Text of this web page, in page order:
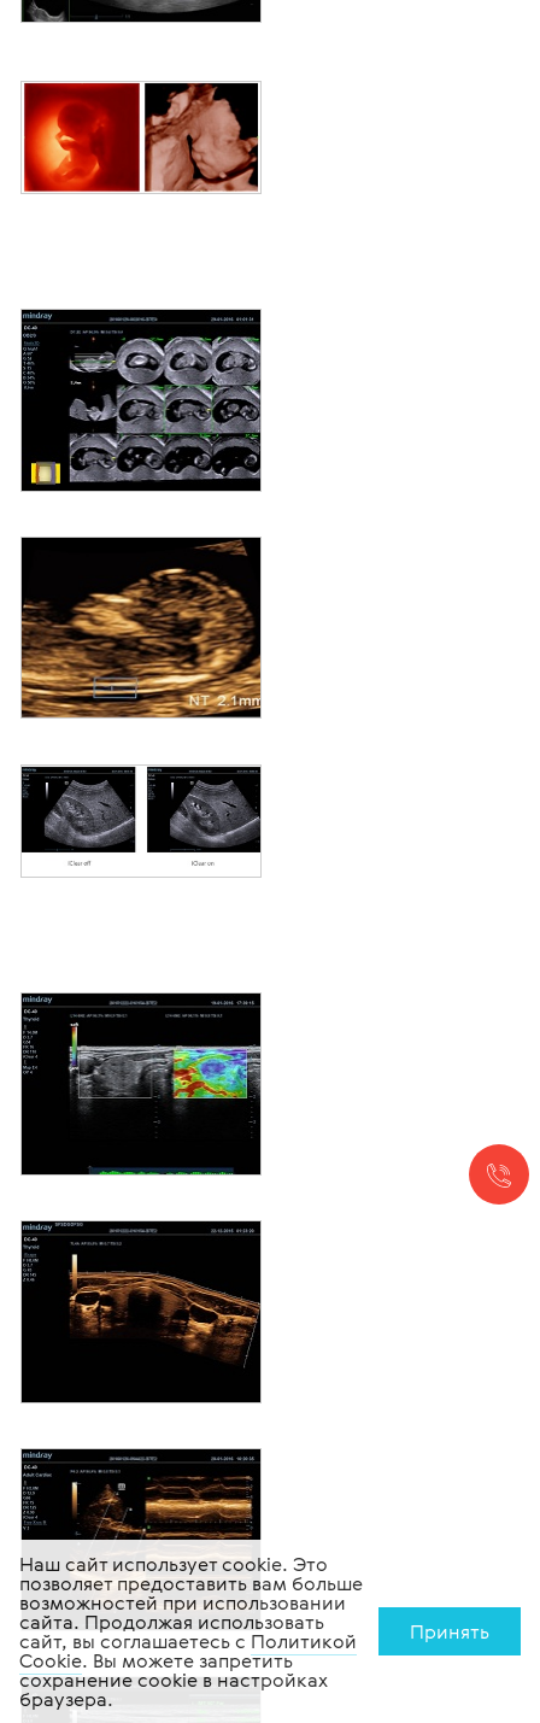
Наш сайт использует cookie. Это
позволяет предоставить вам больше
возможностей при использовании
сайта. Продолжая использовать
сайт, вы соглашаетесь с Политикой
Cookie. Вы можете запретить
сохранение cookie в настройках
браузера.
Принять